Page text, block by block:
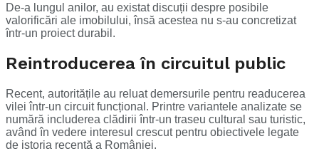
De-a lungul anilor, au existat discuții despre posibile
valorificări ale imobilului, însă acestea nu s-au concretizat
într-un proiect durabil.
Reintroducerea în circuitul public
Recent, autoritățile au reluat demersurile pentru readucerea
vilei într-un circuit funcțional. Printre variantele analizate se
numără includerea clădirii într-un traseu cultural sau turistic,
având în vedere interesul crescut pentru obiectivele legate
de istoria recentă a României.